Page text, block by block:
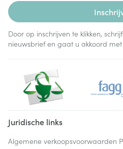
Door op inschrijven te klikken,
nieuwsbrief en gaat u akkoord
Juridische links
Algemene verkoopsvoorwaarden